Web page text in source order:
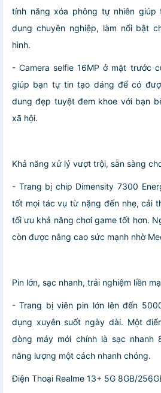
tính năng xóa phông tự nhiên
dung chuyên nghiệp, làm nổi bật
hình.
- Camera selfie 16MP ở mặt trước
giúp bạn tự tin tạo dáng để có
dung đẹp tuyệt đem khoe với bạn
xã hội.
Khả năng xử lý vượt trội, sẵn sàng
- Trang bị chip Dimensity 7300
tốt mọi tác vụ từ nặng đến nhẹ, cải
tối ưu khả năng chơi game tốt hơn.
còn được nâng cao sức mạnh nhờ
Pin lớn, sạc nhanh, trải nghiệm liền
- Trang bị viên pin lớn lên đến
dụng xuyên suốt ngày dài. Một
dòng máy mới chính là sạc nhanh
năng lượng một cách nhanh chóng.
Điện Thoại Realme 13+ 5G 8GB/